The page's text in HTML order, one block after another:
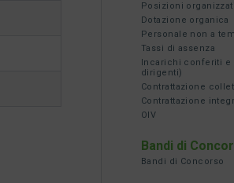
Posizioni
Dotazione organica
Personale non a
Tassi di assenza
Incarichi conferiti e
dirigenti)
Contrattazione
Contrattazione
OIV
Bandi di
Bandi di Concorso